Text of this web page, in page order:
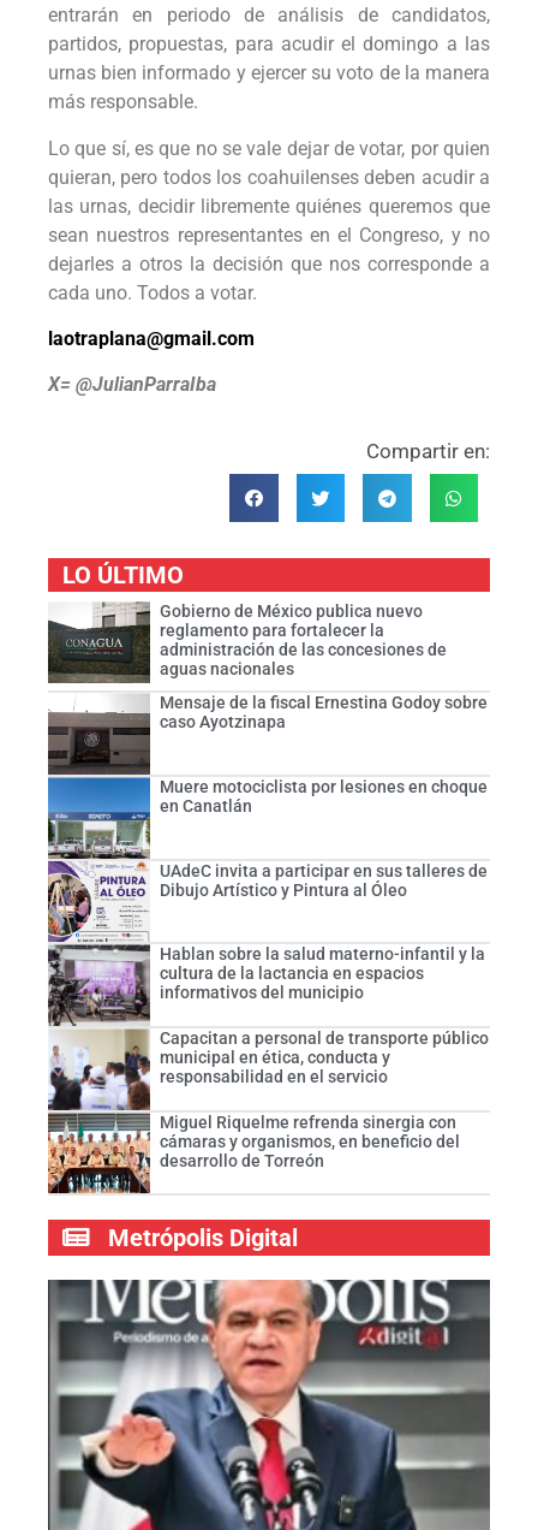
entrarán en periodo de análisis de candidatos,
partidos, propuestas, para acudir el domingo a las
urnas bien informado y ejercer su voto de la manera
más responsable.
Lo que sí, es que no se vale dejar de votar, por quien
quieran, pero todos los coahuilenses deben acudir a
las urnas, decidir libremente quiénes queremos que
sean nuestros representantes en el Congreso, y no
dejarles a otros la decisión que nos corresponde a
cada uno. Todos a votar.
laotraplana@gmail.com
X= @JulianParraIba
Compartir en:
LO ÚLTIMO
Gobierno de México publica nuevo
reglamento para fortalecer la
administración de las concesiones de
aguas nacionales
Mensaje de la fiscal Ernestina Godoy sobre
caso Ayotzinapa
Muere motociclista por lesiones en choque
en Canatlán
UAdeC invita a participar en sus talleres de
Dibujo Artístico y Pintura al Óleo
Hablan sobre la salud materno-infantil y la
cultura de la lactancia en espacios
informativos del municipio
Capacitan a personal de transporte público
municipal en ética, conducta y
responsabilidad en el servicio
Miguel Riquelme refrenda sinergia con
cámaras y organismos, en beneficio del
desarrollo de Torreón
Metrópolis Digital